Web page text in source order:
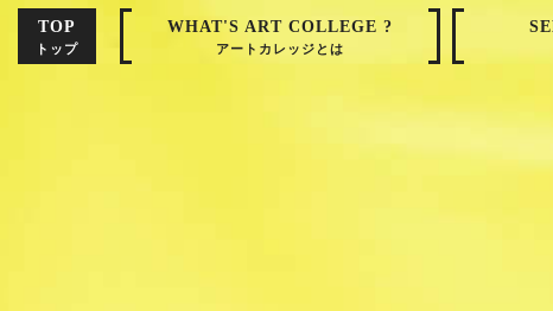
TOP
トップ
WHAT'S ART COLLEGE ?
アートカレッジとは